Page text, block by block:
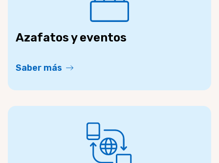
Azafatos y eventos
Saber más